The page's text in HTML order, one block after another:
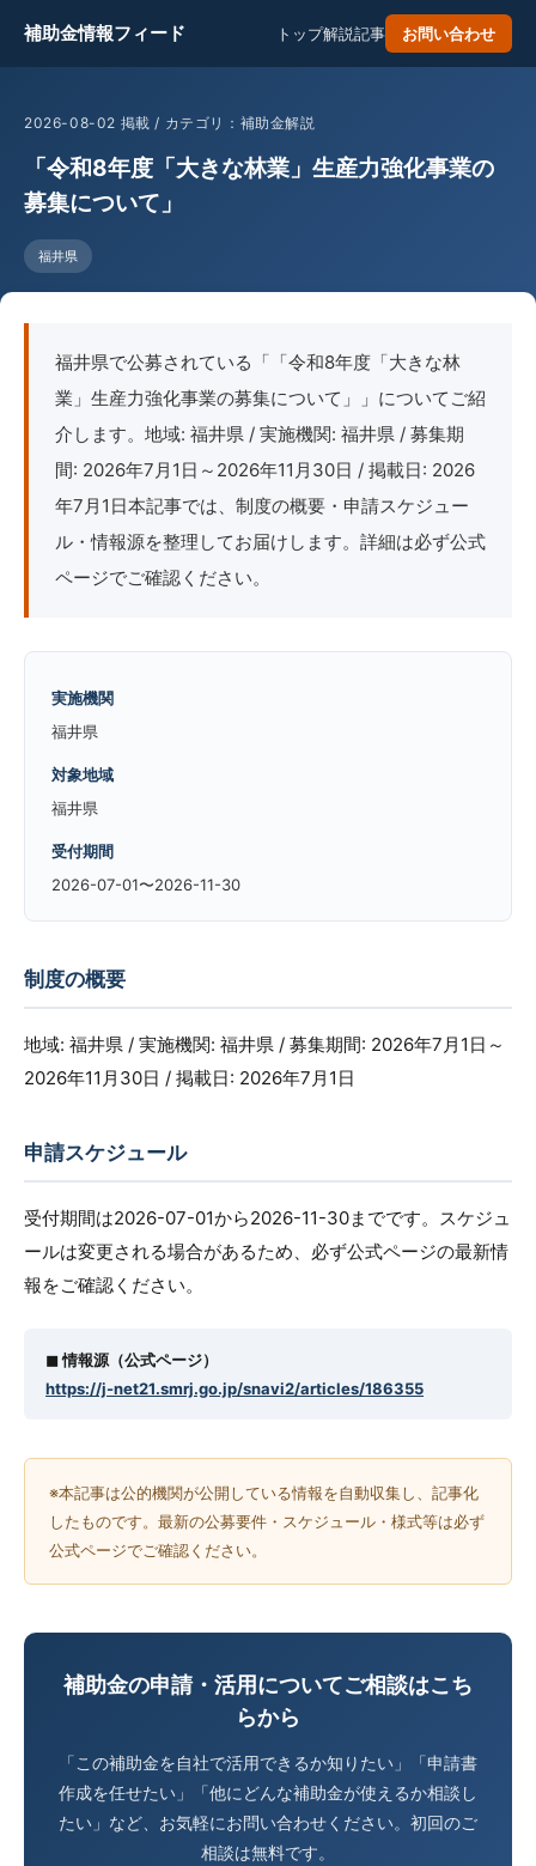
補助金情報フィード トップ解説記事 お問い合わせ
2026-08-02 掲載 / カテゴリ：補助金解説
「令和8年度「大きな林業」生産力強化事業の
募集について」
福井県
福井県で公募されている「「令和8年度「大きな林
業」生産力強化事業の募集について」」についてご紹
介します。地域: 福井県 / 実施機関: 福井県 / 募集期
間: 2026年7月1日～2026年11月30日 / 掲載日: 2026
年7月1日本記事では、制度の概要・申請スケジュー
ル・情報源を整理してお届けします。詳細は必ず公式
ページでご確認ください。
実施機関
福井県
対象地域
福井県
受付期間
2026-07-01〜2026-11-30
制度の概要
地域: 福井県 / 実施機関: 福井県 / 募集期間: 2026年7月1日～
2026年11月30日 / 掲載日: 2026年7月1日
申請スケジュール
受付期間は2026-07-01から2026-11-30までです。スケジュ
ールは変更される場合があるため、必ず公式ページの最新情
報をご確認ください。
◼︎ 情報源（公式ページ）
https://j-net21.smrj.go.jp/snavi2/articles/186355
※本記事は公的機関が公開している情報を自動収集し、記事化
したものです。最新の公募要件・スケジュール・様式等は必ず
公式ページでご確認ください。
補助金の申請・活用についてご相談はこち
らから
「この補助金を自社で活用できるか知りたい」「申請書
作成を任せたい」「他にどんな補助金が使えるか相談し
たい」など、お気軽にお問い合わせください。初回のご
相談は無料です。